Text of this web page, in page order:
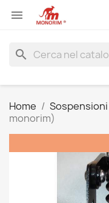

search
Home Sospensioni
monorim)